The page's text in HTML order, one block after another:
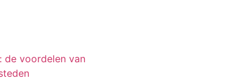
de voordelen van